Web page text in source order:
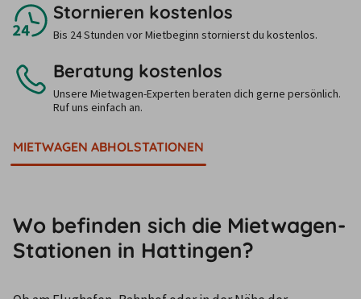
Stornieren kostenlos
Bis 24 Stunden vor Mietbeginn stornierst du kostenlos.
Beratung kostenlos
Unsere Mietwagen-Experten beraten dich gerne persönlich.
Ruf uns einfach an.
MIETWAGEN ABHOLSTATIONEN
Wo befinden sich die Mietwagen-
Stationen in Hattingen?